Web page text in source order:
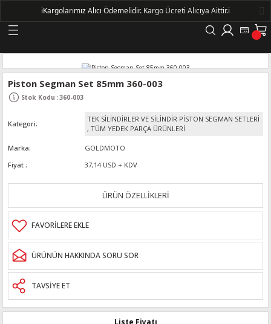
Geri Dön
KASNAKLI ALTERNATÖRLER - 1500
Piston Segman Set 85mm 360-003
Stok Kodu :360-003
Kategori
TEK SİLİNDİRLER VE SİLİNDİR PİSTON SEGMAN SETLERİ
, TÜM YEDEK PARÇA ÜRÜNLERİ
Marka
GOLDMOTO
Fiyat
37,14 USD + KDV
ÜRÜN ÖZELLİKLERİ
ÜRÜNÜN HAKKINDA SORU SOR
TAVSİYE ET
Liste Fiyatı
ℹ️Kargolarımız Alıcı Ödemelidir. Kargo Ücreti Alıcıya Aittir.ℹ️